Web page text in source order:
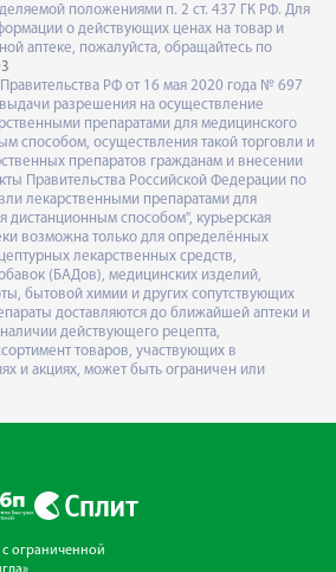
положениями п. 2 ст. 437 ГК РФ. Для
о действующих ценах на товар и
аптеке, пожалуйста, обращайтесь по
РФ от 16 мая 2020 года № 697
разрешения на осуществление
препаратами для медицинского
способом, осуществления такой торговли и
препаратов гражданам и внесении
Правительства Российской Федерации по
лекарственными препаратами для
дистанционным способом", курьерская
возможна только для определённых
лекарственных средств,
(БАДов), медицинских изделий,
бытовой химии и других сопутствующих
доставляются до ближайшей аптеки и
действующего рецепта,
товаров, участвующих в
и акциях, может быть ограничен или
ограниченной